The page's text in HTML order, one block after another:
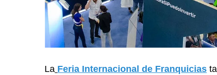
La Feria Internacional de Franquicias